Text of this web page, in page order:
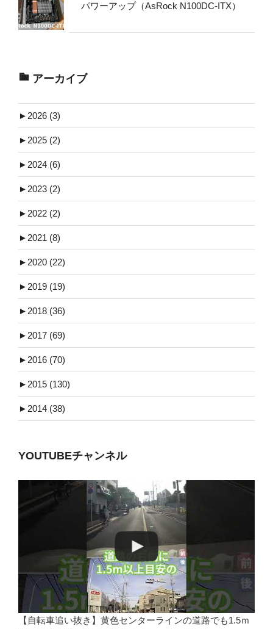
パワーアップ（AsRock N100DC-ITX）
アーカイブ
► 2026 (3)
► 2025 (2)
► 2024 (6)
► 2023 (2)
► 2022 (2)
► 2021 (8)
► 2020 (22)
► 2019 (19)
► 2018 (36)
► 2017 (69)
► 2016 (70)
► 2015 (130)
► 2014 (38)
YOUTUBEチャンネル
【自転車追い抜き】黄色センターラインの道路でも1.5ｍ